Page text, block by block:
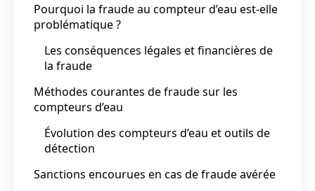
Pourquoi la fraude au compteur d’eau est-elle
problématique ?
Les conséquences légales et financières de
la fraude
Méthodes courantes de fraude sur les
compteurs d’eau
Évolution des compteurs d’eau et outils de
détection
Sanctions encourues en cas de fraude avérée